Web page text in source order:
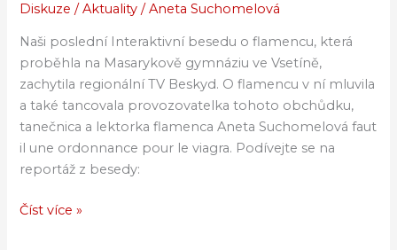
Diskuze /Aktuality /Aneta Suchomelová
Naši poslední Interaktivní besedu o flamencu, která
proběhla na Masarykově gymnáziu ve Vsetíně,
zachytila regionální TV Beskyd. O flamencu v ní mluvila
a také tancovala provozovatelka tohoto obchůdku,
tanečnica a lektorka flamenca Aneta Suchomelová faut
il une ordonnance pour le viagra. Podívejte se na
reportáž z besedy:
v
Číst více »